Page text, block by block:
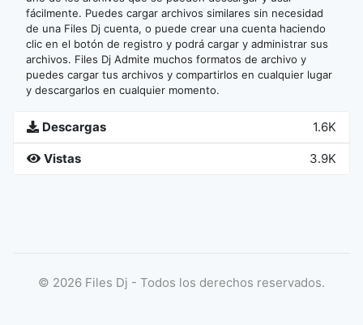
fácilmente. Puedes cargar archivos similares sin necesidad
de una Files Dj cuenta, o puede crear una cuenta haciendo
clic en el botón de registro y podrá cargar y administrar sus
archivos. Files Dj Admite muchos formatos de archivo y
puedes cargar tus archivos y compartirlos en cualquier lugar
y descargarlos en cualquier momento.
Descargas 1.6K
Vistas 3.9K
© 2026 Files Dj - Todos los derechos reservados.